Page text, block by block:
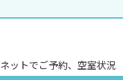
ネットでご予約、空室状況